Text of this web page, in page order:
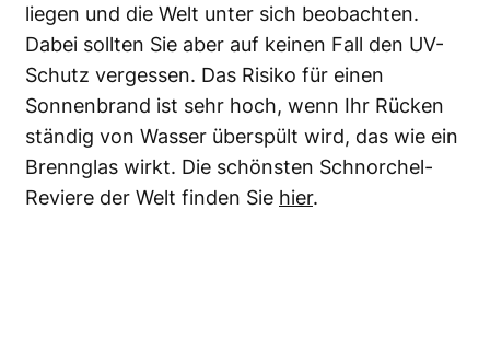
liegen und die Welt unter sich beobachten.
Dabei sollten Sie aber auf keinen Fall den UV-
Schutz vergessen. Das Risiko für einen
Sonnenbrand ist sehr hoch, wenn Ihr Rücken
ständig von Wasser überspült wird, das wie ein
Brennglas wirkt. Die schönsten Schnorchel-
Reviere der Welt finden Sie hier.